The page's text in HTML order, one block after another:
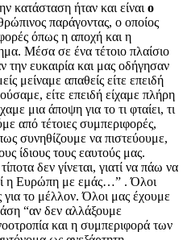
κατάσταση ήταν και είναι ο
παράγοντας, ο οποίος
όπως η αποχή και η
Μέσα σε ένα τέτοιο πλαίσιο
την ευκαιρία και μας οδήγησαν
μείναμε απαθείς είτε επειδή
είτε επειδή είχαμε πλήρη
μια άποψη για το τι φταίει, τι
από τέτοιες συμπεριφορές,
συνηθίζουμε να πιστεύουμε,
ίδιους τους εαυτούς μας.
δεν γίνεται, γιατί να πάω να
η Ευρώπη με εμάς…” . Όλοι
το μέλλον. Όλοι μας έχουμε
“αν δεν αλλάξουμε
και η συμπεριφορά των